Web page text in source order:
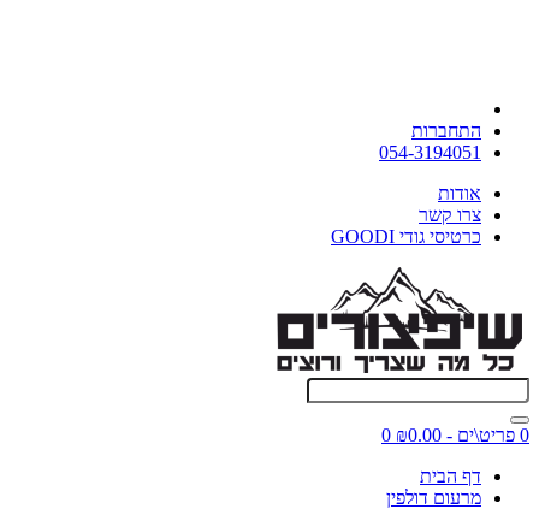
התחברות
054-3194051
אודות
צרו קשר
כרטיסי גודי GOODI
0 פריט\ים - ₪0.00
0
דף הבית
מרעום דולפין